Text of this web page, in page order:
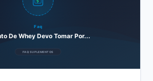
Faq
De Whey Devo Tomar Por...
FAQ SUPLEMENTOS